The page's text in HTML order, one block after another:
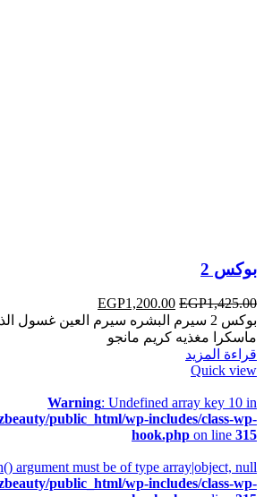
بوكس 2
EGP1,425.00
EGP1,200.00
بوكس 2 سيرم البشره سيرم العين غسول
ماسكرا مغذيه كريم مانجو
قراءة المزيد
Quick view
Warning: Undefined array key 10 in
public_html/wp-includes/class-wp-
hook.php on line 315
argument must be of type array|object, null
public_html/wp-includes/class-wp-